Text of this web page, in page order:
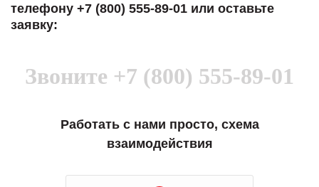
телефону +7 (800) 555-89-01 или оставьте
заявку:
Звоните +7 (800) 555-89-01
Работать с нами просто, схема
взаимодействия